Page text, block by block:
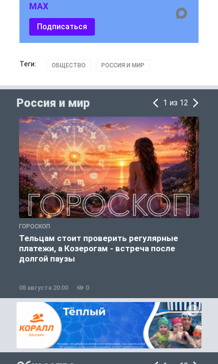
MAX
Подписаться
Теги: ОБЩЕСТВО РОССИЯ И МИР
Россия и мир 1 из 12
ГОРОСКОП
Тельцам стоит проверить регулярные
платежи, а Козерогам - встреча после
долгой паузы
08 августа 20:00 0